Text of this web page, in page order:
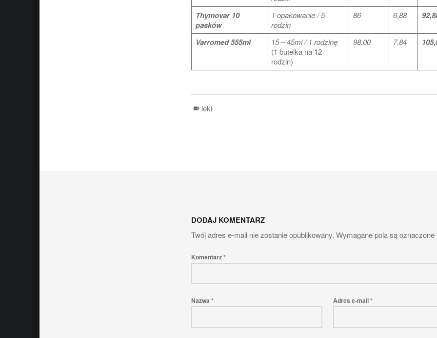
Thymovar 10
pasków
1 opakowanie / 5
rodzin
86 6,88
Varromed 555ml
15 – 45ml / 1 rodzinę
(1 butelka na 12
rodzin)
98,00 7,84
leki
DODAJ KOMENTARZ
Twój adres e-mail nie zostanie opublikowany. Wymagane pola są oznaczone
Komentarz*
Nazwa * Adres e-mail*